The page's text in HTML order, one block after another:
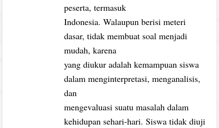
peserta, termasuk
Indonesia. Walaupun berisi meteri
dasar, tidak membuat soal menjadi
mudah, karena
yang diukur adalah kemampuan siswa
dalam menginterpretasi, menganalisis,
dan
mengevaluasi suatu masalah dalam
kehidupan sehari-hari. Siswa tidak diuji